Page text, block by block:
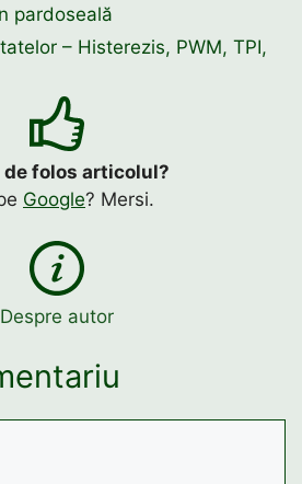
pardoseală
– Histerezis, PWM, TPI,
de folos articolul?
Google? Mersi.
Despre autor